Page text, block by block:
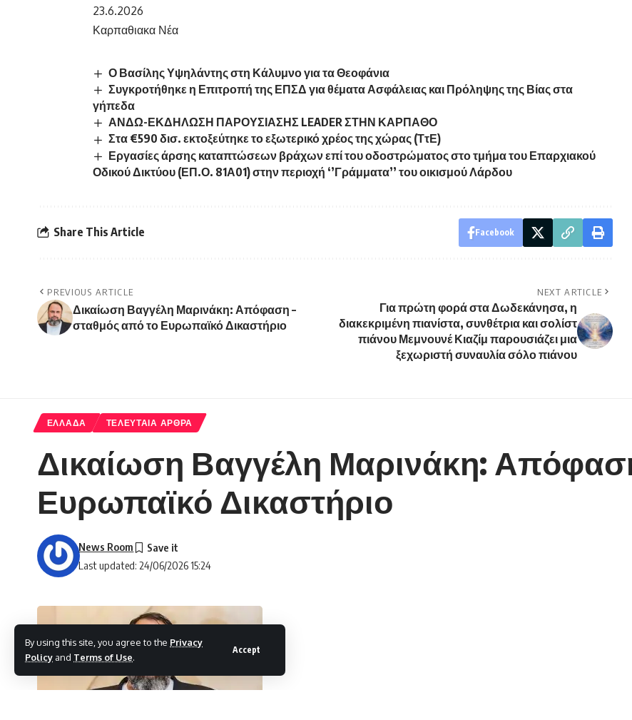
By using this site, you agree to the Privacy
Policy and Terms of Use.
Accept
23.6.2026
Καρπαθιακα Νέα
Ο Βασίλης Υψηλάντης στη Κάλυμνο για τα Θεοφάνια
Συγκροτήθηκε η Επιτροπή της ΕΠΣΔ για θέματα Ασφάλειας και Πρόληψης της Βίας στα
γήπεδα
ΑΝΔΩ-ΕΚΔΗΛΩΣΗ ΠΑΡΟΥΣΙΑΣΗΣ LEADER ΣΤΗΝ ΚΑΡΠΑΘΟ
Στα €590 δισ. εκτοξεύτηκε το εξωτερικό χρέος της χώρας (ΤτΕ)
Εργασίες άρσης καταπτώσεων βράχων επί του οδοστρώματος στο τμήμα του Επαρχιακού
Οδικού Δικτύου (ΕΠ.Ο. 81Α01) στην περιοχή ‘’Γράμματα’’ του οικισμού Λάρδου
Share This Article Facebook
PREVIOUS ARTICLE
Δικαίωση Βαγγέλη Μαρινάκη: Απόφαση –
σταθμός από το Ευρωπαϊκό Δικαστήριο
NEXT ARTICLE
Για πρώτη φορά στα Δωδεκάνησα, η
διακεκριμένη πιανίστα, συνθέτρια και σολίστ
πιάνου Μεμνουνέ Κιαζίμ παρουσιάζει μια
ξεχωριστή συναυλία σόλο πιάνου
ΕΛΛΑΔΑ ΤΕΛΕΥΤΑΙΑ ΑΡΘΡΑ
Δικαίωση Βαγγέλη Μαρινάκη:
Ευρωπαϊκό Δικαστήριο
Last updated: 24/06/2026 15:24
News Room